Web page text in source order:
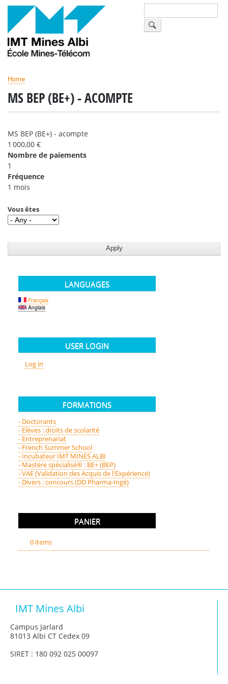
Search
BREADCRUMB
Home
MS BEP (BE+) - ACOMPTE
MS BEP (BE+) - acompte
1 000,00 €
Nombre de paiements
1
Fréquence
1 mois
Vous êtes
LANGUAGES
Français
Anglais
USER LOGIN
Log in
FORMATIONS
- Doctorants
- Elèves : droits de scolarité
- Entreprenariat
- French Summer School
- Incubateur IMT MINES ALBI
- Mastère spécialisé® : BE+ (BEP)
- VAE (Validation des Acquis de l'Expérience)
- Divers : concours (DD Pharma-Ingé)
PANIER
0 items
IMT Mines Albi
Campus Jarlard
81013 Albi CT Cedex 09
SIRET : 180 092 025 00097